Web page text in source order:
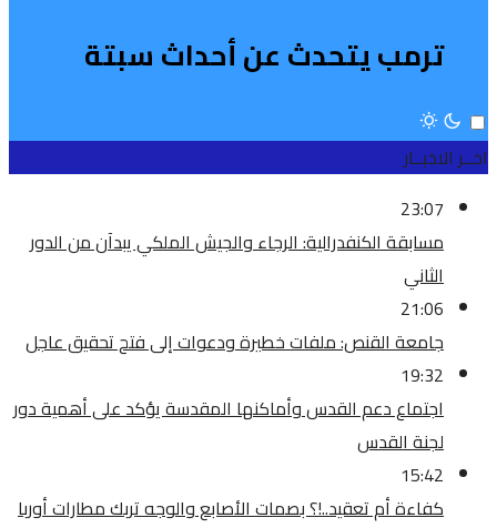
ترمب يتحدث عن أحداث سبتة
اخــر الاخبــار
23:07
مسابقة الكنفدرالية: الرجاء والجيش الملكي يبدآن من الدور
الثاني
21:06
جامعة القنص: ملفات خطيرة ودعوات إلى فتح تحقيق عاجل
19:32
اجتماع دعم القدس وأماكنها المقدسة يؤكد على أهمية دور
لجنة القدس
15:42
كفاءة أم تعقيد..!؟ بصمات الأصابع والوجه تربك مطارات أوربا